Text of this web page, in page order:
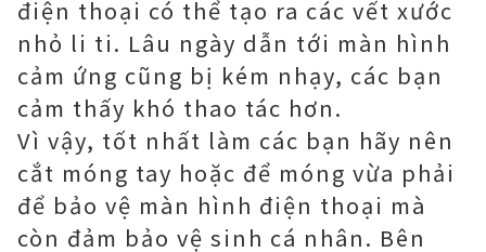
điện thoại có thể tạo ra các vết xước
nhỏ li ti. Lâu ngày dẫn tới màn hình
cảm ứng cũng bị kém nhạy, các bạn
cảm thấy khó thao tác hơn.
Vì vậy, tốt nhất làm các bạn hãy nên
cắt móng tay hoặc để móng vừa phải
để bảo vệ màn hình điện thoại mà
còn đảm bảo vệ sinh cá nhân. Bên